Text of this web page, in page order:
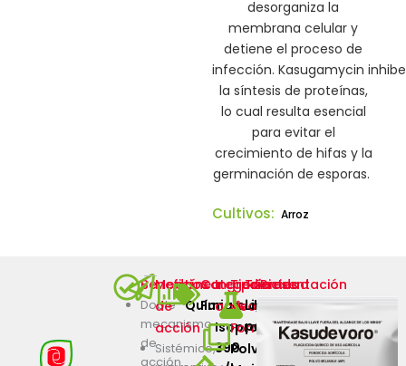
desorganiza la
membrana celular y
detiene el proceso de
infección. Kasugamycin inhibe
la síntesis de proteínas,
lo cual resulta esencial
para evitar el
crecimiento de hifas y la
germinación de esporas.
Cultivos: Arroz
Beneficios
Doble
mecanismo
de
acción.
Modo
de
acción
Sistémico,
Línea
Químico
Categoría
Fungicidas
Ingredientes
activos
Isoprothiolane
390
Tipo
de
Formulación
Polvo
Toxicidad
Ligeramente
peligroso
Presentación
100